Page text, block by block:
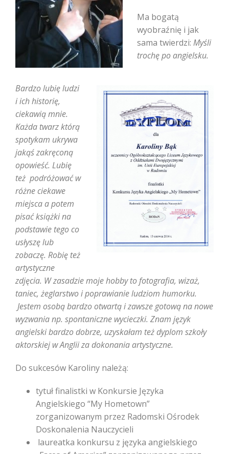
Ma bogatą
wyobraźnię i jak
sama twierdzi: Myśli
trochę po angielsku.
Bardzo lubię ludzi
i ich historię,
ciekawią mnie.
Każda twarz którą
spotykam ukrywa
jakąś zakręconą
opowieść. Lubię
też podróżować w
różne ciekawe
miejsca a potem
pisać książki na
podstawie tego co
usłyszę lub
zobaczę. Robię też
artystyczne
zdjęcia. W zasadzie moje hobby to fotografia, wizaż,
taniec, żeglarstwo i poprawianie ludziom humorku.
Jestem osobą bardzo otwartą i zawsze gotową na nowe
wyzwania np. spontaniczne wycieczki. Znam język
angielski bardzo dobrze, uzyskałam też dyplom szkoły
aktorskiej w Anglii za dokonania artystyczne.
Do sukcesów Karoliny należą:
tytuł finalistki w Konkursie Języka
Angielskiego “My Hometown”
zorganizowanym przez Radomski Ośrodek
Doskonalenia Nauczycieli
laureatka konkursu z języka angielskiego